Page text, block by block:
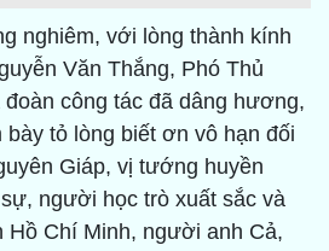
nghiêm, với lòng thành kính
Văn Thắng, Phó Thủ
công tác đã dâng hương,
bày tỏ lòng biết ơn vô hạn đối
Giáp, vị tướng huyền
người học trò xuất sắc và
Hồ Chí Minh, người anh Cả,